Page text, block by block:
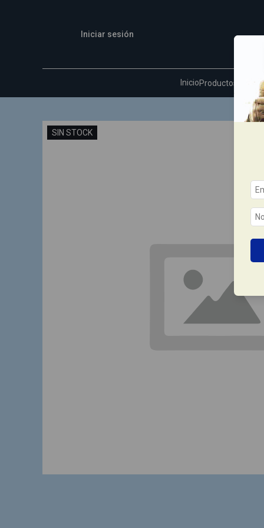
Iniciar sesión
InicioProductos
SIN STOCK